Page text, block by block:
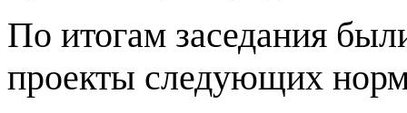
По итогам заседания
проекты следующих